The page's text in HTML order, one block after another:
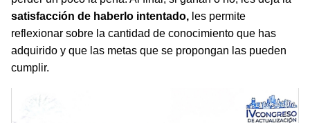
satisfacción de haberlo intentado, les permite
reflexionar sobre la cantidad de conocimiento que has
adquirido y que las metas que se propongan las pueden
cumplir.